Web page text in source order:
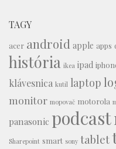
TAGY
acer android apple apps
história ikea ipad
klávesnica kutil laptop
monitor mopovač motorola
panasonic podcast
Sharepoint smart sony tablet